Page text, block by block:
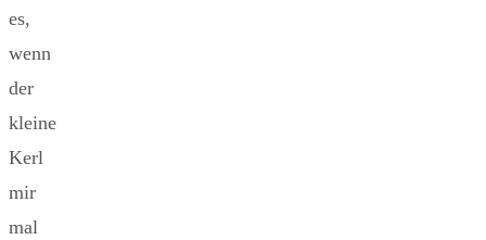
es,
wenn
der
kleine
Kerl
mir
mal